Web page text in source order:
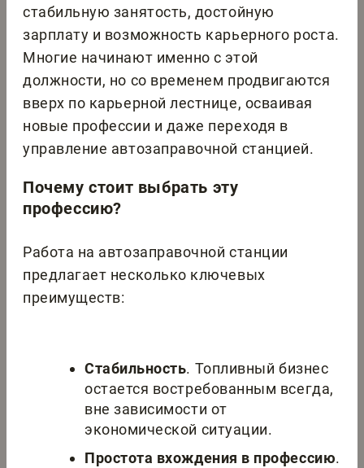
стабильную занятость, достойную
зарплату и возможность карьерного роста.
Многие начинают именно с этой
должности, но со временем продвигаются
вверх по карьерной лестнице, осваивая
новые профессии и даже переходя в
управление автозаправочной станцией.
Почему стоит выбрать эту
профессию?
Работа на автозаправочной станции
предлагает несколько ключевых
преимуществ:
Стабильность. Топливный бизнес
остается востребованным всегда,
вне зависимости от
экономической ситуации.
Простота вхождения в профессию.